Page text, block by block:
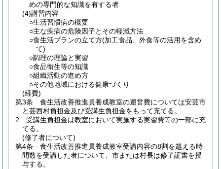
めの専門的な知識を有する者
(4)講習内容
○生活習慣病の概要
○主な疾病の危険因子とその軽減方法
○食生活プランの立て方(加工食品、外食等の活用を含め
て)
○調理の理論と実習
○食品衛生等の知識
○組織活動の進め方
○その他地域における健康づくり
(経費)
第3条
食生活改善推進員養成教室の運営費については安芸市
と芸西村負担金及び受講生負担金をもって充てる。
2
受講生負担金は教室において実施する実習費等の一部に充
てる。
(修了者について)
第4条
食生活改善推進員養成教室受講内容の8割を越える時
間数を受講した者について、市または村長は修了証書を授
与する。